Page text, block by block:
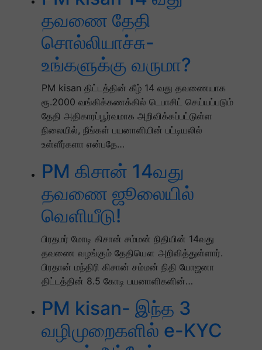
தவணை தேதி
சொல்லியாச்சு-
உங்களுக்கு வருமா?
PM kisan திட்டத்தின் கீழ் 14 வது தவணையாக
ரூ.2000 வங்கிக்கணக்கில் டெபாசிட் செய்யப்படும்
தேதி அதிகாரப்பூர்வமாக அறிவிக்கப்பட்டுள்ள
நிலையில், நீங்கள் பயனாளியின் பட்டியலில்
உள்ளீர்களா என்பதே…
PM கிசான் 14வது
தவணை ஜூலையில்
வெளியீடு!
பிரதமர் மோடி கிசான் சம்மன் நிதியின் 14வது
தவணை வழங்கும் தேதியௌ அறிவித்துள்ளார்.
பிரதான் மந்திரி கிசான் சம்மன் நிதி யோஜனா
திட்டத்தின் 8.5 கோடி பயனாளிகளின்…
PM kisan- இந்த 3
வழிமுறைகளில் e-KYC